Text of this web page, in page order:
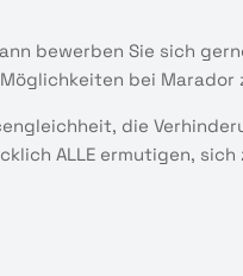
bewerben Sie sich
bei Marador
die
ALLE ermutigen, sich